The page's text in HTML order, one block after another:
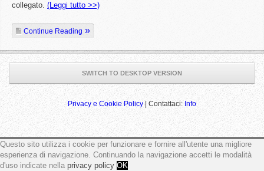
collegato. (Leggi tutto >>)
Continue Reading
SWITCH TO DESKTOP VERSION
Privacy e Cookie Policy| Contattaci:Info
Questo sito utilizza i cookie per funzionare e fornire all'utente una migliore
esperienza di navigazione. Continuando la navigazione accetti le modalità
d'uso indicate nella privacy policy OK
ga('send', 'pageview');